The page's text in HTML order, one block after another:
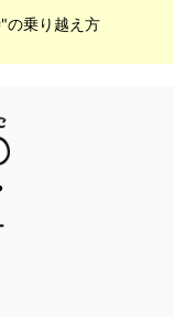
の乗り越え方